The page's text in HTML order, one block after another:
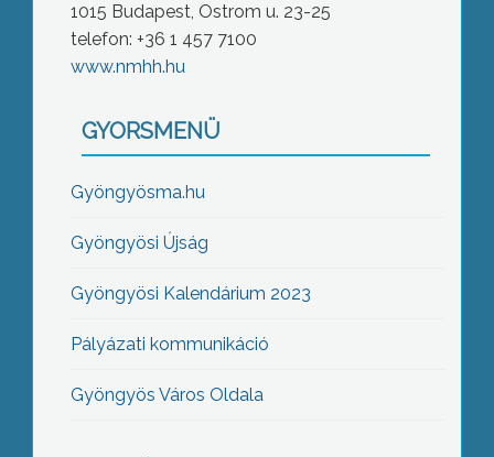
1015 Budapest, Ostrom u. 23-25
telefon: +36 1 457 7100
www.nmhh.hu
GYORSMENÜ
Gyöngyösma.hu
Gyöngyösi Újság
Gyöngyösi Kalendárium 2023
Pályázati kommunikáció
Gyöngyös Város Oldala